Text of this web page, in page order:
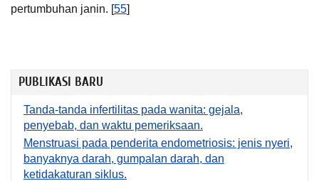
pertumbuhan janin. [55]
PUBLIKASI BARU
Tanda-tanda infertilitas pada wanita: gejala,
penyebab, dan waktu pemeriksaan.
Menstruasi pada penderita endometriosis: jenis nyeri,
banyaknya darah, gumpalan darah, dan
ketidakaturan siklus.